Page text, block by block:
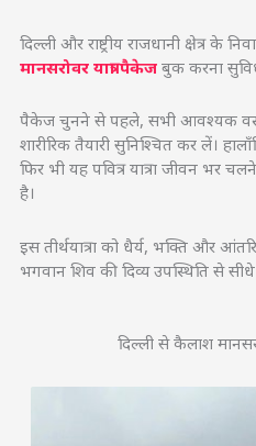
दिल्ली और राष्ट्रीय राजधानी क्षेत्र के
मानसरोवर यात्रा पैकेज बुक करना
पैकेज चुनने से पहले, सभी आवश्यक
शारीरिक तैयारी सुनिश्चित कर लें।
फिर भी यह पवित्र यात्रा जीवन भर
है।
इस तीर्थयात्रा को धैर्य, भक्ति और
भगवान शिव की दिव्य उपस्थिति से
दिल्ली से कैलाश